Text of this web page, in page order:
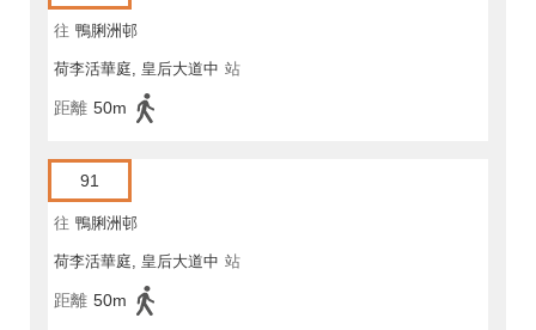
往 鴨脷洲邨
荷李活華庭, 皇后大道中 站
距離 50m
91
往 鴨脷洲邨
荷李活華庭, 皇后大道中 站
距離 50m